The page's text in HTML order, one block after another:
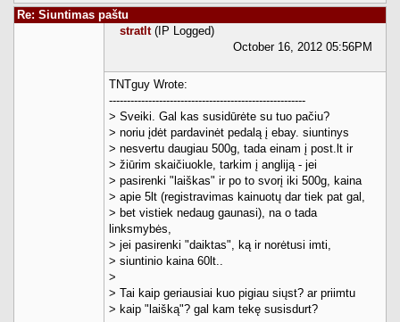
Re: Siuntimas paštu
stratlt (IP Logged)
October 16, 2012 05:56PM
TNTguy Wrote:
-------------------------------------------------------
> Sveiki. Gal kas susidūrėte su tuo pačiu?
> noriu įdėt pardavinėt pedalą į ebay. siuntinys
> nesvertu daugiau 500g, tada einam į post.lt ir
> žiūrim skaičiuokle, tarkim į angliją - jei
> pasirenki "laiškas" ir po to svorį iki 500g, kaina
> apie 5lt (registravimas kainuotų dar tiek pat gal,
> bet vistiek nedaug gaunasi), na o tada
linksmybės,
> jei pasirenki "daiktas", ką ir norėtusi imti,
> siuntinio kaina 60lt..
>
> Tai kaip geriausiai kuo pigiau siųst? ar priimtu
> kaip "laišką"? gal kam tekę susisdurt?